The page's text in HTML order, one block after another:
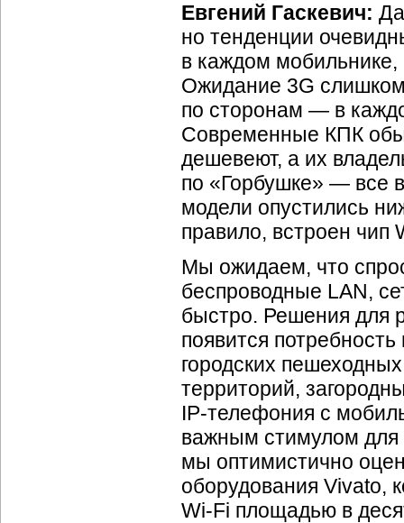
Евгений Гаскевич:
но тенденции
в каждом мобильнике,
Ожидание 3G
по сторонам — в
Современные КПК
дешевеют, а их
по «Горбушке» — все
модели опустились
правило, встроен чип
Мы ожидаем, что
беспроводные LAN,
быстро. Решения для
появится
городских
территорий,
IP-телефония с
важным стимулом для
мы оптимистично
оборудования Vivato,
Wi-Fi площадью в